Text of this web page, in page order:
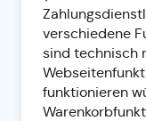
verschiedene
sind technisch
funktionieren